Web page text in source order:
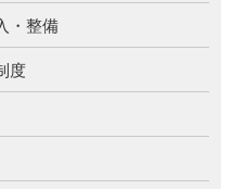
・整備
度